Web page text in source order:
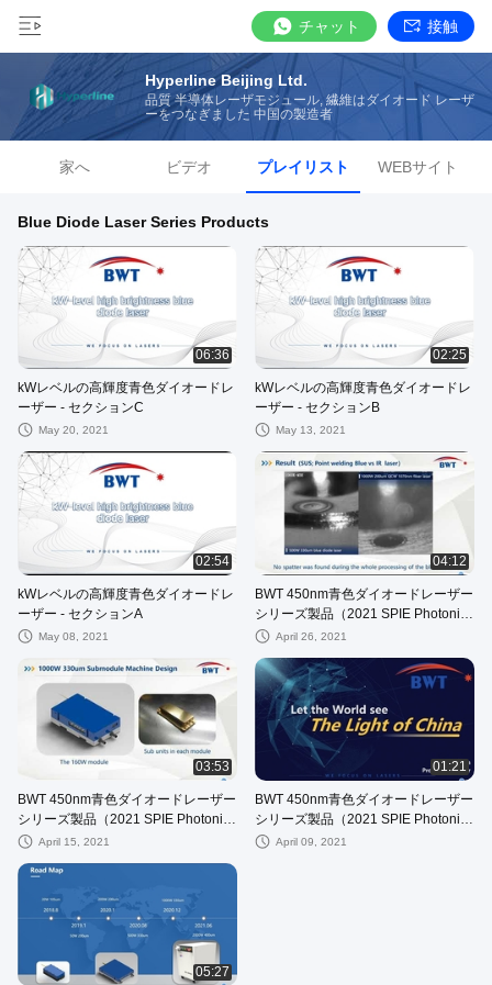
チャット 接触
Hyperline Beijing Ltd.
品質 半導体レーザモジュール, 繊維はダイオード レーザ
ーをつなぎました 中国の製造者
家へ ビデオ プレイリスト WEBサイト
Blue Diode Laser Series Products
06:36
kWレベルの高輝度青色ダイオードレ
ーザー - セクションC
May 20, 2021
02:25
kWレベルの高輝度青色ダイオードレ
ーザー - セクションB
May 13, 2021
02:54
kWレベルの高輝度青色ダイオードレ
ーザー - セクションA
May 08, 2021
04:12
BWT 450nm青色ダイオードレーザー
シリーズ製品（2021 SPIE Photonics
West Exhibition内）---セクションC
April 26, 2021
03:53
BWT 450nm青色ダイオードレーザー
シリーズ製品（2021 SPIE Photonics
West Exhibition内）---セクションB
April 15, 2021
01:21
BWT 450nm青色ダイオードレーザー
シリーズ製品（2021 SPIE Photonics
West Exhibition内）----トレーラー
April 09, 2021
05:27